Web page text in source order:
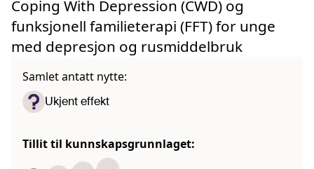
Coping With Depression (CWD) og
funksjonell familieterapi (FFT) for unge
med depresjon og rusmiddelbruk
Samlet antatt nytte:
Ukjent effekt
Tillit til kunnskapsgrunnlaget: